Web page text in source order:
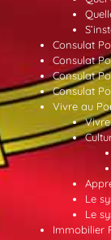
Consulat
Consulat
Consulat
Consulat
Vivre au
Le
Le
Immobilier